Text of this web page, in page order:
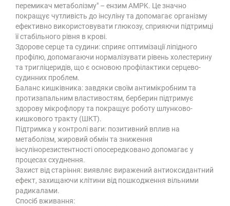
перемикач метаболізму" – ензим AMPK. Це значно
покращує чутливість до інсуліну та допомагає організму
ефективно використовувати глюкозу, сприяючи підтримці
її стабільного рівня в крові.
Здорове серце та судини: сприяє оптимізації ліпідного
профілю, допомагаючи нормалізувати рівень холестерину
та тригліцеридів, що є основою профілактики серцево-
судинних проблем.
Баланс кишківника: завдяки своїм антимікробним та
протизапальним властивостям, берберин підтримує
здорову мікрофлору та покращує роботу шлунково-
кишкового тракту (ШКТ).
Підтримка у контролі ваги: позитивний вплив на
метаболізм, жировий обмін та зниження
інсулінорезистентності опосередковано допомагає у
процесах схуднення.
Захист від старіння: виявляє виражений антиоксидантний
ефект, захищаючи клітини від пошкодження вільними
радикалами.
Спосіб вживання: